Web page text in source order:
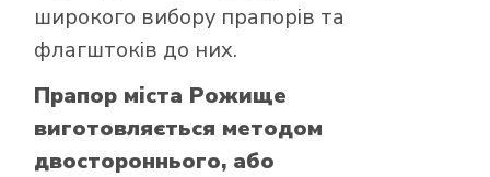
широкого вибору прапорів та
флагштоків до них.
Прапор міста Рожище
виготовляється методом
двостороннього, або